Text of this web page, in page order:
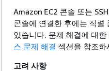
Amazon EC2 콘솔 또는
콘솔에 연결한 후에는 직렬
있습니다. 문제 해결에 대
스 문제 해결 섹션을 참조하
고려 사항